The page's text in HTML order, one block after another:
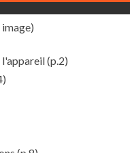
l'appareil(p.2)